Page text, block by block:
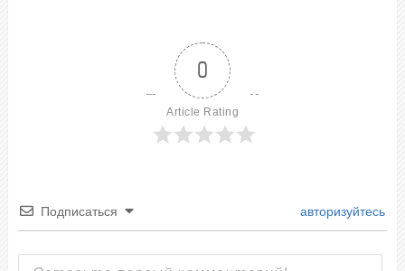
0
Article Rating
Подписаться авторизуйтесь